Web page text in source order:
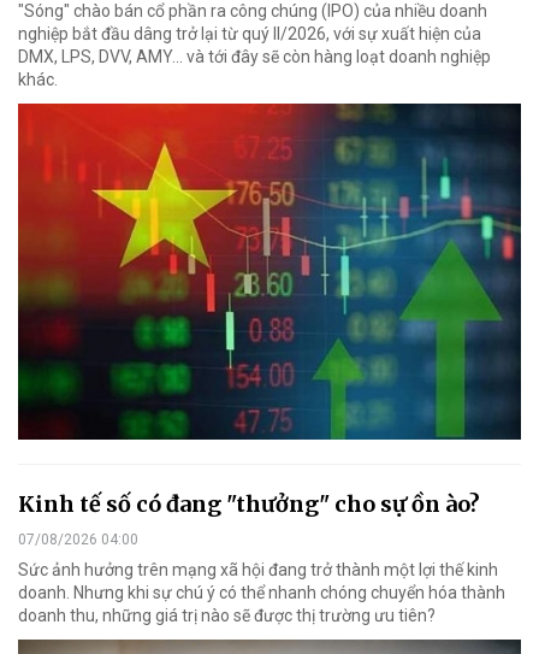
"Sóng" chào bán cổ phần ra công chúng (IPO) của nhiều doanh
nghiệp bắt đầu dâng trở lại từ quý II/2026, với sự xuất hiện của
DMX, LPS, DVV, AMY... và tới đây sẽ còn hàng loạt doanh nghiệp
khác.
Kinh tế số có đang "thưởng" cho sự ồn ào?
07/08/2026 04:00
Sức ảnh hưởng trên mạng xã hội đang trở thành một lợi thế kinh
doanh. Nhưng khi sự chú ý có thể nhanh chóng chuyển hóa thành
doanh thu, những giá trị nào sẽ được thị trường ưu tiên?